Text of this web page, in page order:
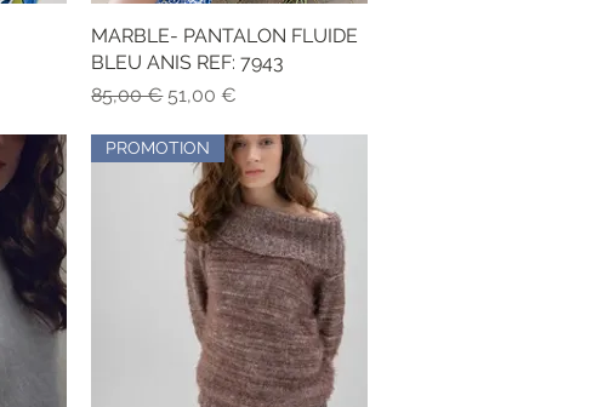
Vista rápida
MARBLE- PANTALON FLUIDE
BLEU ANIS REF: 7943
Precio
85,00 € Precio de oferta
51,00 €
PROMOTION